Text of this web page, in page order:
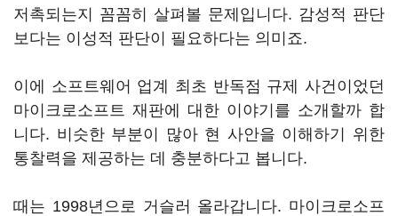
저촉되는지 꼼꼼히 살펴볼 문제입니다. 감성적 판단
보다는 이성적 판단이 필요하다는 의미죠.
이에 소프트웨어 업계 최초 반독점 규제 사건이었던
마이크로소프트 재판에 대한 이야기를 소개할까 합
니다. 비슷한 부분이 많아 현 사안을 이해하기 위한
통찰력을 제공하는 데 충분하다고 봅니다.
때는 1998년으로 거슬러 올라갑니다. 마이크로소프